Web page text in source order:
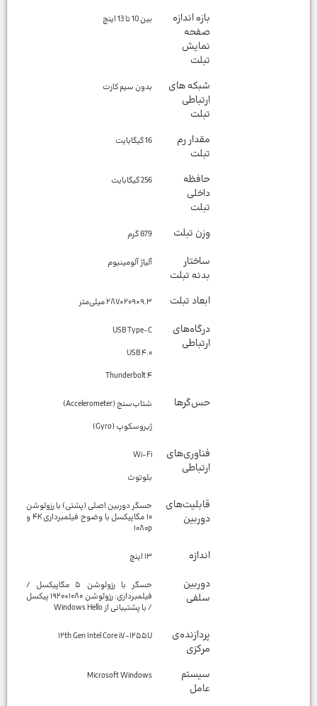
بازه اندازه
صفحه
نمایش
تبلت
بین 10 تا 13 اینچ
شبکه های
ارتباطی
تبلت
بدون سیم کارت
مقدار رم
تبلت
16 گیگابایت
حافظه
داخلی
تبلت
256 گیگابایت
وزن تبلت 879 گرم
ساختار
بدنه تبلت
آلیاژ آلومینیوم
ابعاد تبلت ۹.۳×۲۰۹×۲۸۷ میلی‌متر
درگاه‌های
ارتباطی
Thunderbolt ۴
حس‌گرها
ژیروسکوپ (Gyro)
فناوری‌های
ارتباطی
بلوتوث
قابلیت‌های
دوربین
حسگر دوربین اصلی (پشتی) با رزولوشن
۱۰ مگاپیکسل با وضوح فیلمبرداری ۴K و
۱۰۸۰p
اندازه ۱۳ اینچ
دوربین
سلفی
حسگر با رزولوشن ۵ مگاپیکسل /
فیلمبرداری: رزولوشن ۱۰۸۰×۱۹۲۰ پیکسل
/ با پشتیبانی از Windows Hello
پردازنده‌ی
مرکزی
۱۲th Gen Intel Core i۷-۱۲۵۵U
سیستم
عامل
Microsoft Windows